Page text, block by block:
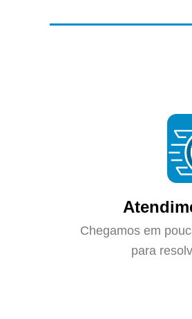
Chegamos em
para